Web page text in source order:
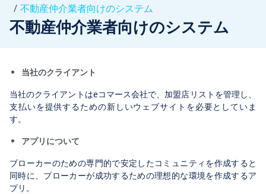
不動産仲介業者向けのシステム
不動産仲介業者向けのシステム
当社のクライアント
当社のクライアントはeコマース会社で、加盟店リストを管理し、
支払いを提供するための新しいウェブサイトを必要としていま
す。
アプリについて
ブローカーのための専門的で安定したコミュニティを作成すると
同時に、ブローカーが成功するための理想的な環境を作成するア
プリ。